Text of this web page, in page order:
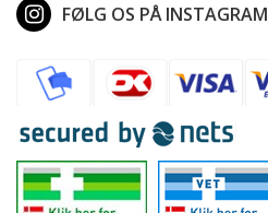
FØLG OS PÅ INSTAGRAM